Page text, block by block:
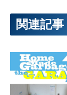
関連記事